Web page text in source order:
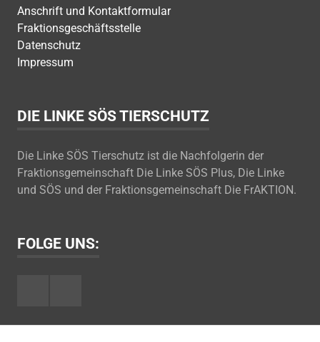
Anschrift und Kontaktformular
Fraktionsgeschäftsstelle
Datenschutz
Impressum
DIE LINKE SÖS TIERSCHUTZ
Die Linke SÖS Tierschutz ist die Nachfolgerin der
Fraktionsgemeinschaft Die Linke SÖS Plus, Die Linke
und SÖS und der Fraktionsgemeinschaft Die FrAKTION.
FOLGE UNS: